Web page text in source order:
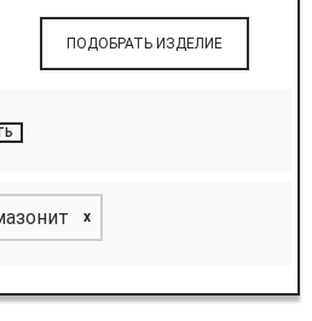
ПОДОБРАТЬ ИЗДЕЛИЕ
x